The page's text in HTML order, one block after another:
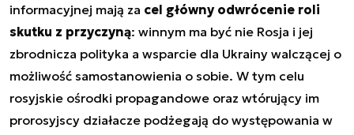
informacyjnej mają za cel główny odwrócenie roli
skutku z przyczyną: winnym ma być nie Rosja i jej
zbrodnicza polityka a wsparcie dla Ukrainy walczącej o
możliwość samostanowienia o sobie. W tym celu
rosyjskie ośrodki propagandowe oraz wtórujący im
prorosyjscy działacze podżegają do występowania w